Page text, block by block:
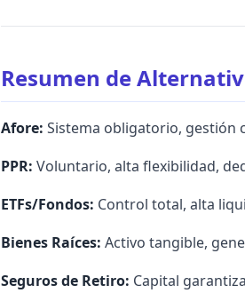
Resumen de
Afore: Sistema obligatorio, gestión
PPR: Voluntario, alta flexibilidad,
ETFs/Fondos: Control total, alta
Bienes Raíces: Activo tangible,
Seguros de Retiro: Capital